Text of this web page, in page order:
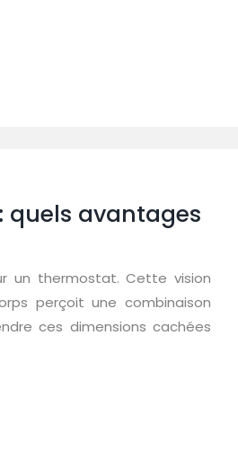
avantages
un thermostat. Cette vision
perçoit une combinaison
ces dimensions cachées